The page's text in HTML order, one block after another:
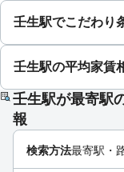
壬生駅でこだわり
壬生駅の平均家賃
壬生駅が最寄駅
報
検索方法最寄駅・